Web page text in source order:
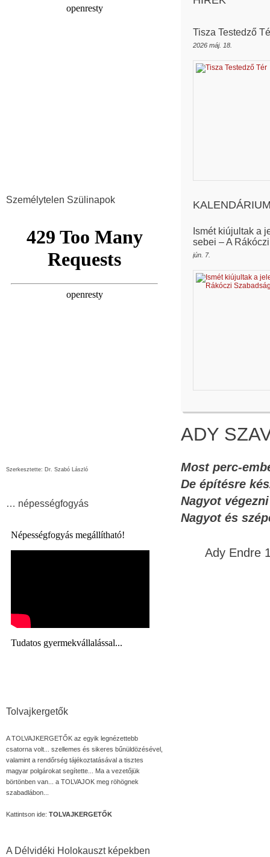
Személytelen Szülinapok
Szerkesztette: Dr. Szabó László
… népességfogyás
Tolvajkergetők
A TOLVAJKERGETŐK az egyik legnézettebb
csatorna volt... szellemes és sikeres bűnüldözésével,
valamint a rendőrség tájékoztatásával a tisztes
magyar polgárokat segítette... Ma a vezetőjük
börtönben van... a TOLVAJOK meg röhögnek
szabadlábon...
Kattintson ide: TOLVAJKERGETŐK
A Délvidéki Holokauszt képekben
Tisza Testedző
2026 máj. 18.
Ismét kiújultak a
sebei – A
jún. 7.
ADY
Most perc-
De építésre
Nagyot
Nagyot és
Ady Endre